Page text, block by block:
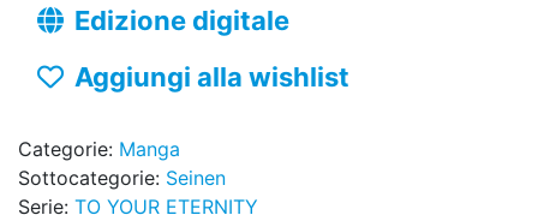
Edizione digitale
Aggiungi alla wishlist
Categorie: Manga
Sottocategorie: Seinen
Serie: TO YOUR ETERNITY